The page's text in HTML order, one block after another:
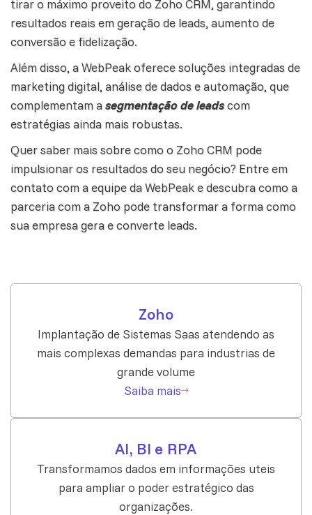
tirar o máximo proveito do Zoho CRM, garantindo
resultados reais em geração de leads, aumento de
conversão e fidelização.
Além disso, a WebPeak oferece soluções integradas de
marketing digital, análise de dados eautomação, que
complementam asegmentação de leadscom
estratégias ainda mais robustas.
Quer saber mais sobre como o Zoho CRM pode
impulsionar os resultados do seu negócio? Entre em
contato com aequipe da WebPeake descubra como a
parceria com a Zoho pode transformar a forma como
sua empresa gera e converte leads.
Zoho
Implantação de Sistemas Saas atendendo as
mais complexas demandas para industrias de
grande volume
Saiba mais
AI, BI e RPA
Transformamos dados em informações uteis
para ampliar o poder estratégico das
organizações.